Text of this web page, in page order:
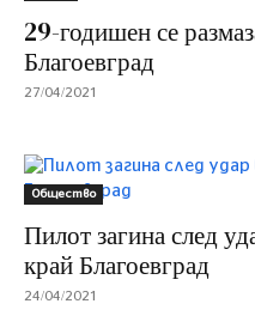
29-годишен се
Благоевград
27/04/2021
Общество
Пилот загина след
край Благоевград
24/04/2021